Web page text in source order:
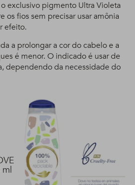
exclusivo pigmento Ultra Violeta
os fios sem precisar usar amônia
efeito.
a prolongar a cor do cabelo e a
é menor. O indicado é usar de
dependendo da necessidade do